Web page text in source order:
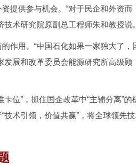
提供参与机会。“对于民企和外资而
术研究院原副总工程师朱和教授说。
用。“中国石化如果一家独大了，
发展和改革委员会能源研究所高级顾
位”，抓住国企改革中“主辅分离”的
术引领，价值共赢”，将全球领先